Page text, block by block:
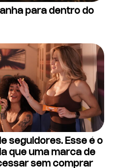
para dentro do
seguidores. Esse é o
que uma marca de
sem comprar